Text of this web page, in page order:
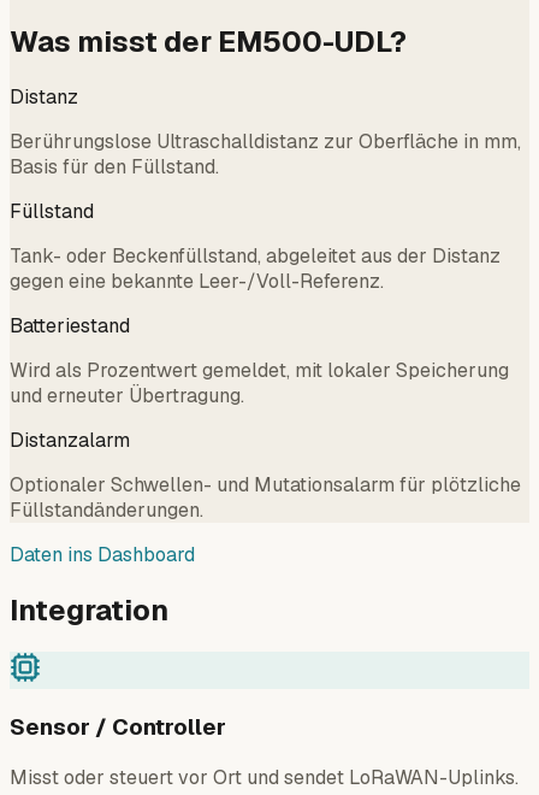
Was misst der EM500-UDL?
Distanz
Berührungslose Ultraschalldistanz zur Oberfläche in mm,
Basis für den Füllstand.
Füllstand
Tank- oder Beckenfüllstand, abgeleitet aus der Distanz
gegen eine bekannte Leer-/Voll-Referenz.
Batteriestand
Wird als Prozentwert gemeldet, mit lokaler Speicherung
und erneuter Übertragung.
Distanzalarm
Optionaler Schwellen- und Mutationsalarm für plötzliche
Füllstandänderungen.
Daten ins Dashboard
Integration
Sensor / Controller
Misst oder steuert vor Ort und sendet LoRaWAN-Uplinks.